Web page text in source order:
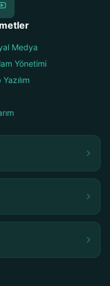
Medya
Yönetimi